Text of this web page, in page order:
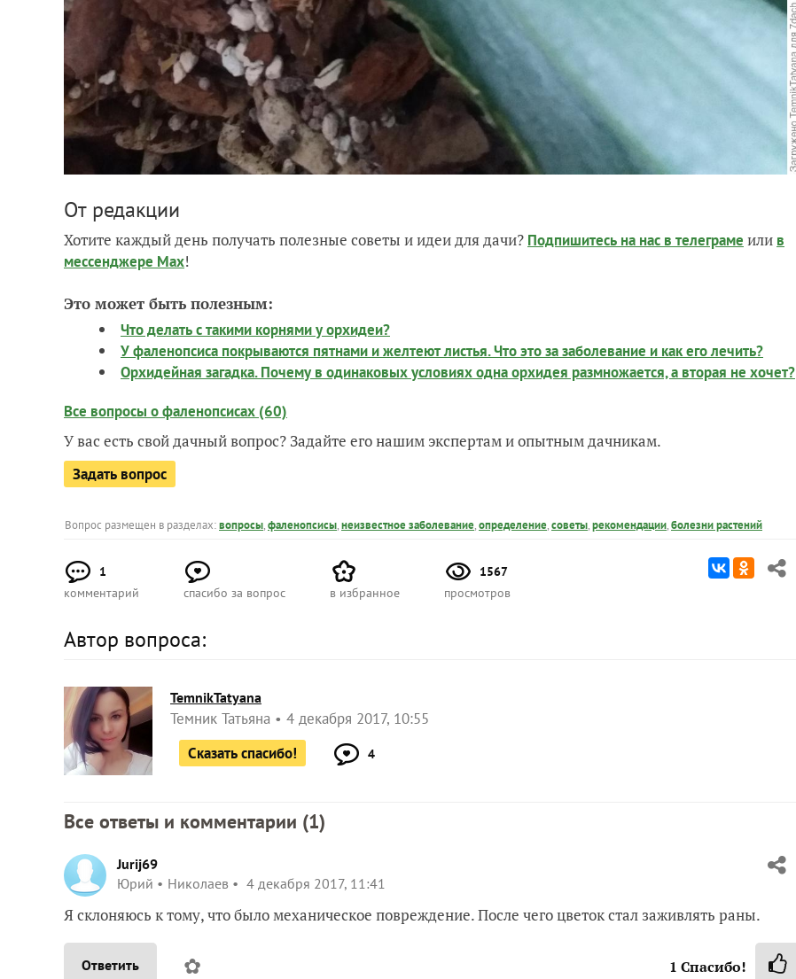
От редакции
Хотите каждый день получать полезные советы и идеи для дачи? Подпишитесь на нас в телеграме или в
мессенджере Max!
Это может быть полезным:
Что делать с такими корнями у орхидеи?
У фаленопсиса покрываются пятнами и желтеют листья. Что это за заболевание и как его лечить?
Орхидейная загадка. Почему в одинаковых условиях одна орхидея размножается, а вторая не хочет?
Все вопросы о фаленопсисах (60)
У вас есть свой дачный вопрос? Задайте его нашим экспертам и опытным дачникам.
Задать вопрос
Вопрос размещен в разделах:вопросы,фаленопсисы,неизвестное заболевание,определение,советы,рекомендации,болезни растений
1
комментарий
спасибо за вопрос в избранное
1567
просмотров
Автор вопроса:
TemnikTatyana
Темник Татьяна
4 декабря 2017, 10:55
Сказать спасибо!
4
Все ответы и комментарии (1)
Jurij69
Юрий
Николаев 4 декабря 2017, 11:41
Я склоняюсь к тому, что было механическое повреждение. После чего цветок стал заживлять раны.
Ответить ✿ 1 Спасибо!